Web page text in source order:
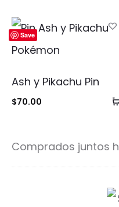
Save
Ash y Pikachu Pin
$70.00
Comprados juntos